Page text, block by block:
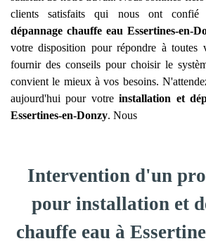
clients satisfaits qui nous ont
dépannage chauffe eau Essertines-en-
votre disposition pour répondre à toutes
fournir des conseils pour choisir le
convient le mieux à vos besoins.
aujourd'hui pour votreinstallation et
Essertines-en-Donzy. Nous
Intervention d'un
pour installation et
chauffe eau à